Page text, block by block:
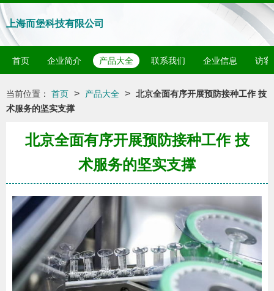
上海而堡科技有限公司
首页 企业简介 产品大全 联系我们 企业信息 访客
当前位置： 首页 > 产品大全 > 北京全面有序开展预防接种工作 技
术服务的坚实支撑
北京全面有序开展预防接种工作 技
术服务的坚实支撑